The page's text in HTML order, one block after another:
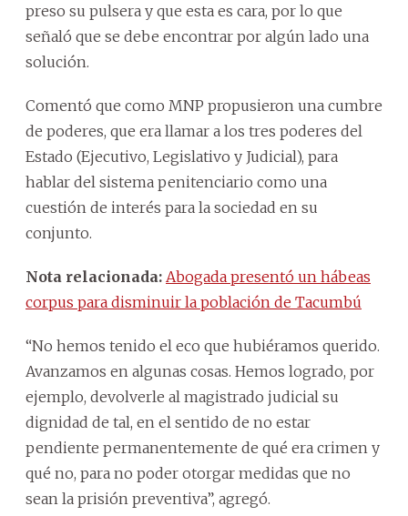
preso su pulsera y que esta es cara, por lo que
señaló que se debe encontrar por algún lado una
solución.
Comentó que como MNP propusieron una cumbre
de poderes, que era llamar a los tres poderes del
Estado (Ejecutivo, Legislativo y Judicial), para
hablar del sistema penitenciario como una
cuestión de interés para la sociedad en su
conjunto.
Nota relacionada: Abogada presentó un hábeas
corpus para disminuir la población de Tacumbú
“No hemos tenido el eco que hubiéramos querido.
Avanzamos en algunas cosas. Hemos logrado, por
ejemplo, devolverle al magistrado judicial su
dignidad de tal, en el sentido de no estar
pendiente permanentemente de qué era crimen y
qué no, para no poder otorgar medidas que no
sean la prisión preventiva”, agregó.